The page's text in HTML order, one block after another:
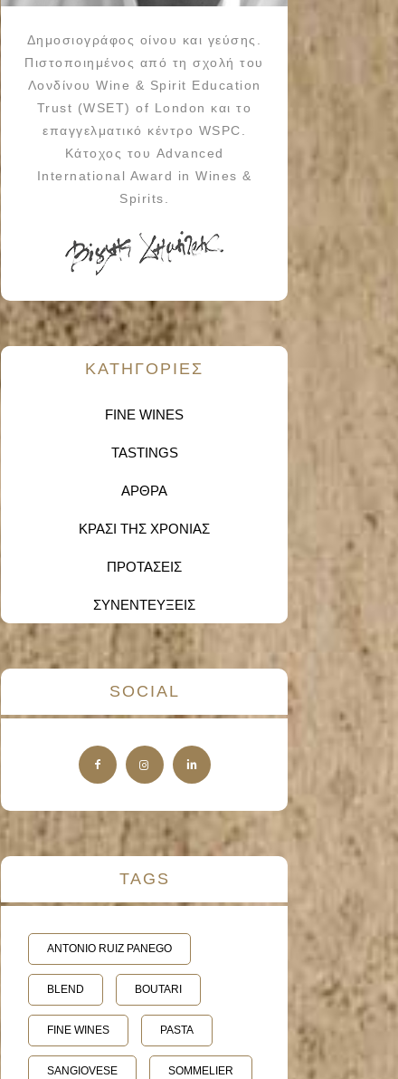
Δημοσιογράφος οίνου και γεύσης.
Πιστοποιημένος από τη σχολή του
Λονδίνου Wine & Spirit Education
Trust (WSET) of London και το
επαγγελματικό κέντρο WSPC.
Κάτοχος του Advanced
International Award in Wines &
Spirits.
KΑΤΗΓΟΡΙΕΣ
FINE WINES
TASTINGS
ΑΡΘΡΑ
ΚΡΑΣΙ ΤΗΣ ΧΡΟΝΙΑΣ
ΠΡΟΤΑΣΕΙΣ
ΣΥΝΕΝΤΕΥΞΕΙΣ
SOCIAL
TAGS
ANTONIO RUIZ PANEGO
BLEND BOUTARI
FINE WINES PASTA
SANGIOVESE SOMMELIER